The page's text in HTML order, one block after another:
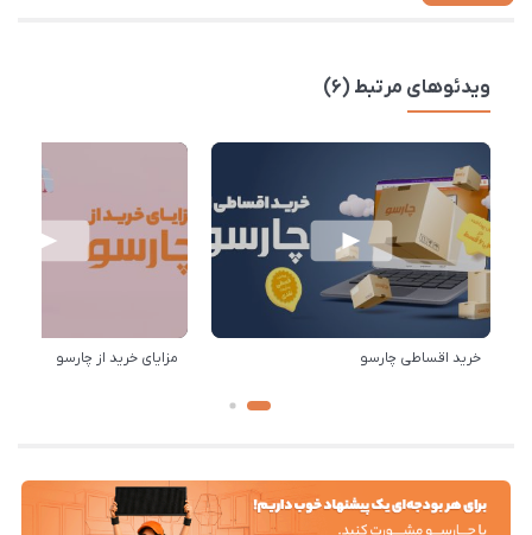
ویدئوهای مرتبط (6)
خرید اقساطی چارسو مزایای خرید از چارسو